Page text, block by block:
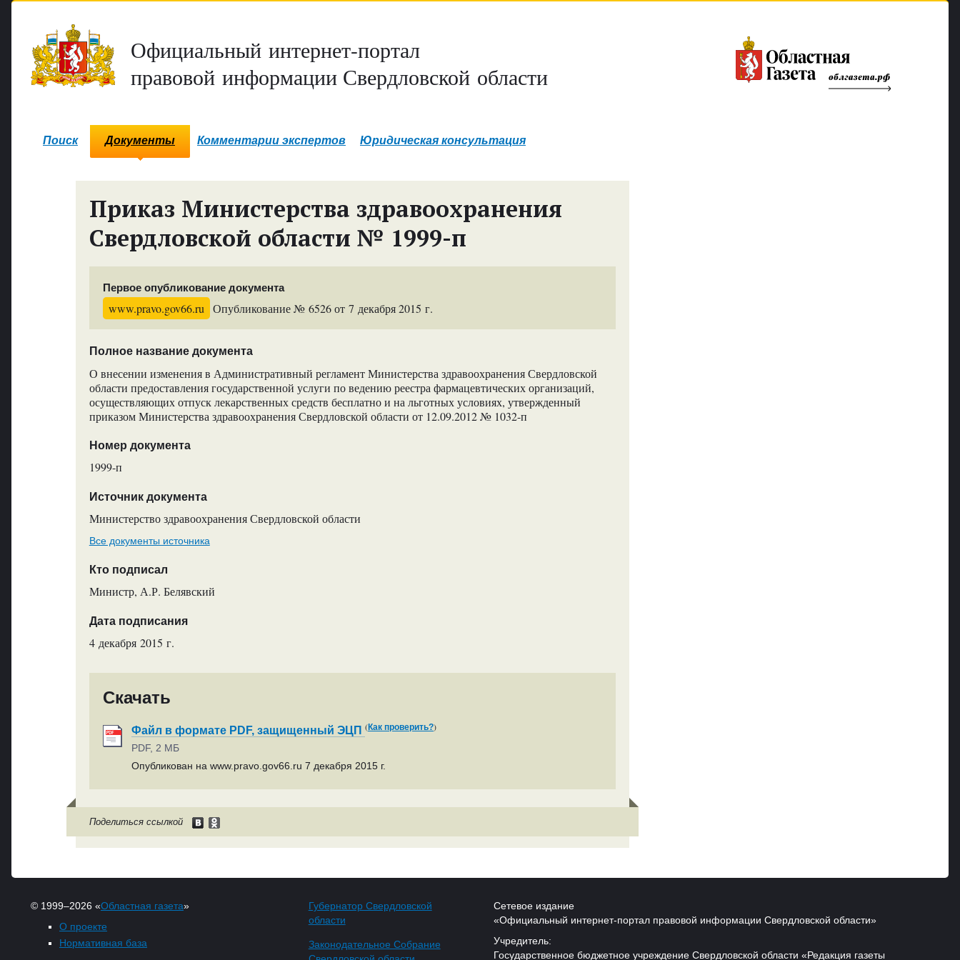
Официальный интернет-портал
правовой информации Свердловской области
Поиск Документы Комментарии экспертов Юридическая консультация
Приказ Министерства здравоохранения
Свердловской области № 1999-п
Первое опубликование документа
www.pravo.gov66.ru Опубликование № 6526 от 7 декабря 2015 г.
Полное название документа
О внесении изменения в Административный регламент Министерства здравоохранения Свердловской
области предоставления государственной услуги по ведению реестра фармацевтических организаций,
осуществляющих отпуск лекарственных средств бесплатно и на льготных условиях, утвержденный
приказом Министерства здравоохранения Свердловской области от 12.09.2012 № 1032-п
Номер документа
1999-п
Источник документа
Министерство здравоохранения Свердловской области
Все документы источника
Кто подписал
Министр, А.Р. Белявский
Дата подписания
4 декабря 2015 г.
Скачать
Файл в формате PDF, защищенный ЭЦП (Как проверить?)
PDF, 2 МБ
Опубликован на www.pravo.gov66.ru 7 декабря 2015 г.
Поделиться ссылкой
© 1999–2026 «Областная газета»
О проекте
Нормативная база
Губернатор Свердловской
области
Законодательное Собрание
Сетевое издание
«Официальный интернет-портал правовой информации Свердловской области»
Учредитель:
Государственное бюджетное учреждение Свердловской области «Редакция газеты